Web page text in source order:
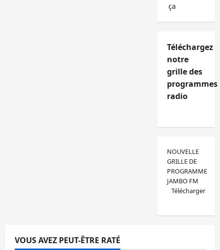
ça
Téléchargez
notre
grille des
programmes
radio
NOUVELLE
GRILLE DE
PROGRAMME
JAMBO FM
Télécharger
VOUS AVEZ PEUT-ÊTRE RATÉ